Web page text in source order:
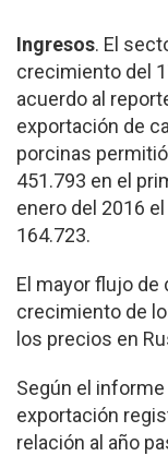
Ingresos. El
crecimiento del
acuerdo al
exportación de
porcinas
451.793 en el
enero del 2016
164.723.
El mayor flujo de
crecimiento de
los precios en
Según el
exportación
relación al año